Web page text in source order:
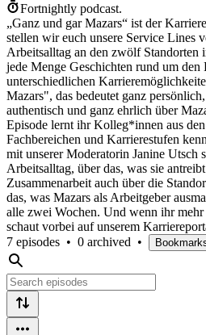
Fortnightly podcast.
„Ganz und gar Mazars“ ist der
stellen wir euch unsere Service Lines
Arbeitsalltag an den zwölf Standorten
jede Menge Geschichten rund um den
unterschiedlichen
Mazars", das bedeutet ganz
authentisch und ganz ehrlich über
Episode lernt ihr Kolleg*innen aus
Fachbereichen und Karrierestufen
mit unserer Moderatorin Janine Utsch
Arbeitsalltag, über das, was sie
Zusammenarbeit auch über die
das, was Mazars als Arbeitgeber
alle zwei Wochen. Und wenn ihr
schaut vorbei auf unserem
7 episodes • 0 archived •